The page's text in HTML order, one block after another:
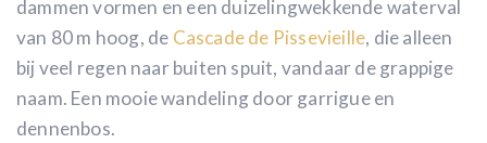
dammen vormen en een duizelingwekkende waterval
van 80 m hoog, de Cascade de Pissevieille, die alleen
bij veel regen naar buiten spuit, vandaar de grappige
naam. Een mooie wandeling door garrigue en
dennenbos.